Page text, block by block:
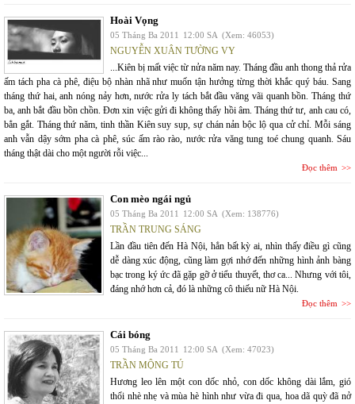
Hoài Vọng
05 Tháng Ba 2011 12:00 SA (Xem: 46053)
NGUYỄN XUÂN TƯỜNG VY
...Kiên bị mất việc từ nửa năm nay. Tháng đầu anh thong thả rửa
ấm tách pha cà phê, điệu bộ nhàn nhã như muốn tận hưởng từng thời khắc quý báu. Sang
tháng thứ hai, anh nóng nảy hơn, nước rửa ly tách bắt đầu văng vãi quanh bồn. Tháng thứ
ba, anh bắt đầu bồn chồn. Đơn xin việc gửi đi không thấy hồi âm. Tháng thứ tư, anh cau có,
bẳn gắt. Tháng thứ năm, tinh thần Kiên suy sụp, sự chán nản bộc lộ qua cử chỉ. Mỗi sáng
anh vẫn dậy sớm pha cà phê, súc ấm rào rào, nước rửa văng tung toé chung quanh. Sáu
tháng thật dài cho một người rỗi việc...
Đọc thêm
Con mèo ngái ngủ
05 Tháng Ba 2011 12:00 SA (Xem: 138776)
TRẦN TRUNG SÁNG
Lần đầu tiên đến Hà Nội, hẳn bất kỳ ai, nhìn thấy điều gì cũng
dễ dàng xúc động, cũng làm gợi nhớ đến những hình ảnh bàng
bạc trong ký ức đã gặp gỡ ở tiểu thuyết, thơ ca... Nhưng với tôi,
đáng nhớ hơn cả, đó là những cô thiếu nữ Hà Nội.
Đọc thêm
Cái bóng
05 Tháng Ba 2011 12:00 SA (Xem: 47023)
TRẦN MỘNG TÚ
Hương leo lên một con dốc nhỏ, con dốc không dài lắm, gió
thổi nhè nhẹ và mùa hè hình như vừa đi qua, hoa dã quỳ đã nở